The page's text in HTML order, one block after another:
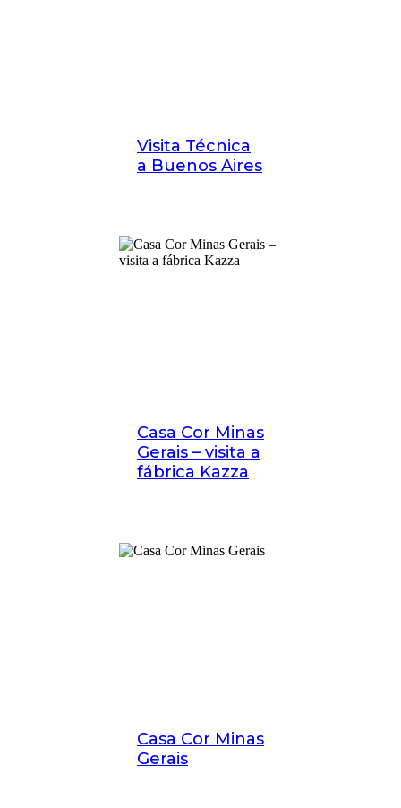
Visita Técnica
a Buenos Aires
Casa Cor Minas
Gerais – visita a
fábrica Kazza
Casa Cor Minas
Gerais